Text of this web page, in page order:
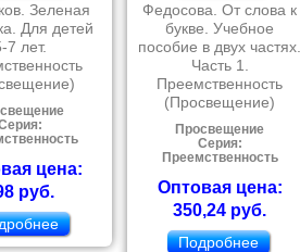
Зеленая
Для детей
7 лет.
цена:
руб.
Федосова. От слова к
букве. Учебное
пособие в двух частях.
Часть 1.
Преемственность
(Просвещение)
Просвещение
Серия:
Преемственность
Оптовая цена:
350,24 руб.
Подробнее